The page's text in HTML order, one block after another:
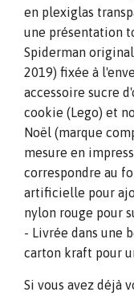
en plexiglas
une présentation
Spiderman
2019) fixée à
accessoire sucre
cookie (Lego) et
Noël (marque
mesure en
correspondre au
artificielle pour
nylon rouge pour
- Livrée dans une
carton kraft pour
Si vous avez déjà